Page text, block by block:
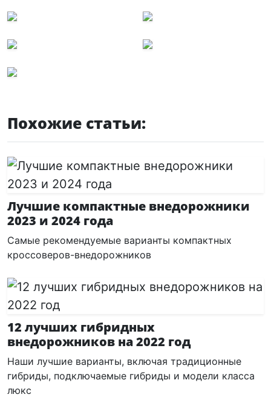
Похожие статьи:
Лучшие компактные внедорожники
2023 и 2024 года
Самые рекомендуемые варианты компактных
кроссоверов-внедорожников
12 лучших гибридных
внедорожников на 2022 год
Наши лучшие варианты, включая традиционные
гибриды, подключаемые гибриды и модели класса
люкс